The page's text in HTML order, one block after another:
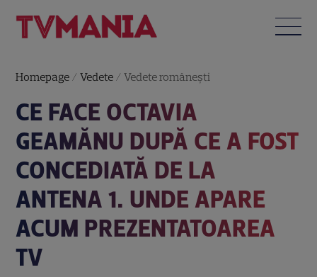
Homepage /Vedete /Vedete româneşti
CE FACE OCTAVIA
GEAMĂNU DUPĂ CE A FOST
CONCEDIATĂ DE LA
ANTENA 1. UNDE APARE
ACUM PREZENTATOAREA
TV